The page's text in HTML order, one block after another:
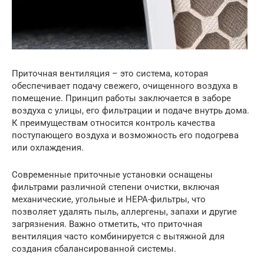
Приточная вентиляция – это система, которая
обеспечивает подачу свежего, очищенного воздуха в
помещение. Принцип работы заключается в заборе
воздуха с улицы, его фильтрации и подаче внутрь дома.
К преимуществам относится контроль качества
поступающего воздуха и возможность его подогрева
или охлаждения.
Современные приточные установки оснащены
фильтрами различной степени очистки, включая
механические, угольные и HEPA-фильтры, что
позволяет удалять пыль, аллергены, запахи и другие
загрязнения. Важно отметить, что приточная
вентиляция часто комбинируется с вытяжной для
создания сбалансированной системы.